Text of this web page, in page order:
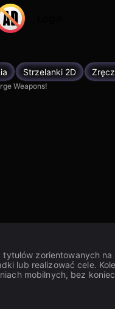
Strzelanki 2D
Weapons!
zorientowanych
lub realizować cele.
mobilnych, bez